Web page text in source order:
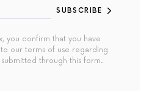
SUBSCRIBE
you confirm that you have
our terms of use regarding
through this form.